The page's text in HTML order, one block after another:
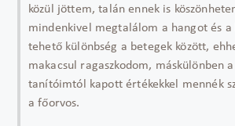
közül jöttem, talán ennek is
mindenkivel megtalálom a hangot és a
tehető különbség a betegek között,
makacsul ragaszkodom, máskülönben
tanítóimtól kapott értékekkel mennék
a főorvos.